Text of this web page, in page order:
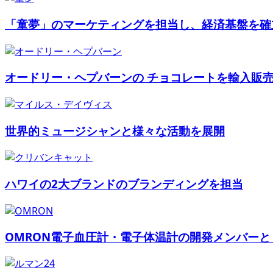
「童夢」のマーケティングを担当し、経済基盤を
オードリー・ヘプバーンの チョコレートを輸入販
世界的ミュージシャンと様々な活動を展開
ハワイの2大ブランドのブランディングを担当
OMRON電子血圧計・電子体温計の開発メンバー